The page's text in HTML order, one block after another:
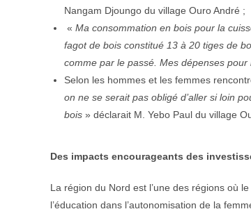
Nangam Djoungo du village Ouro André ;
« Ma consommation en bois pour la
fagot de bois constitué 13 à 20 tiges de
comme par le passé. Mes dépenses pour
Selon les hommes et les femmes
on ne se serait pas obligé d’aller si loin
bois » déclarait M. Yebo Paul du village
Des impacts encourageants des
La région du Nord est l’une des régions où
l’éducation dans l’autonomisation de la